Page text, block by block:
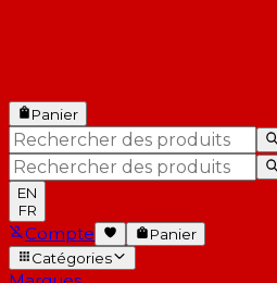
Panier
EN
FR
Compte
Panier
Catégories